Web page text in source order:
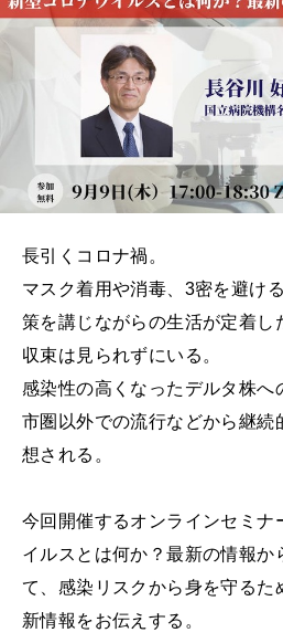
長引くコロナ禍。
マスク着用や消毒、3密を避け
策を講じながらの生活が定着し
収束は見られずにいる。
感染性の高くなったデルタ株へ
市圏以外での流行などから継続
想される。
今回開催するオンラインセミナ
イルスとは何か？最新の情報か
て、感染リスクから身を守るた
新情報をお伝えする。